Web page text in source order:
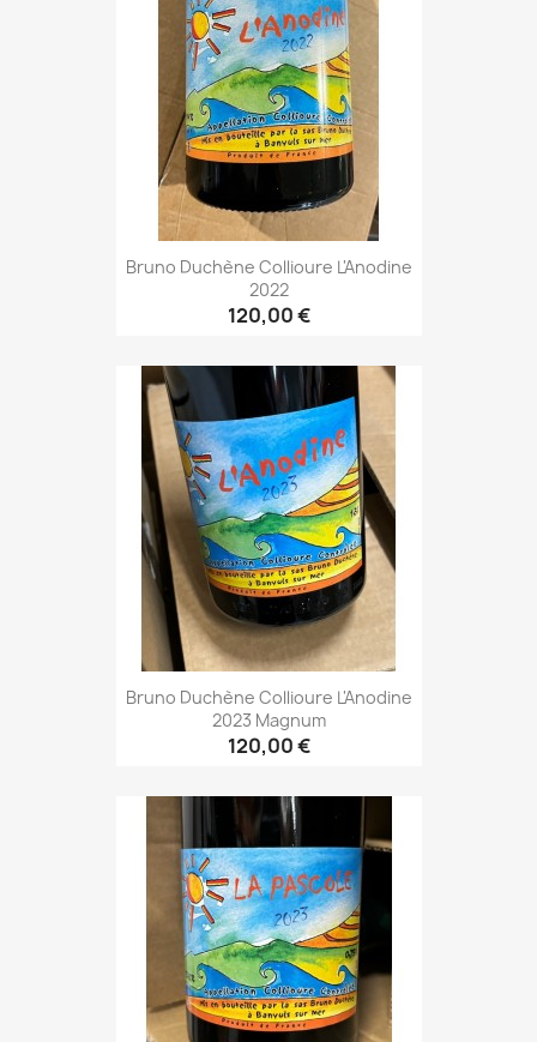
Bruno Duchène Collioure L'Anodine
2022
120,00 €
Bruno Duchène Collioure L'Anodine
2023 Magnum
120,00 €